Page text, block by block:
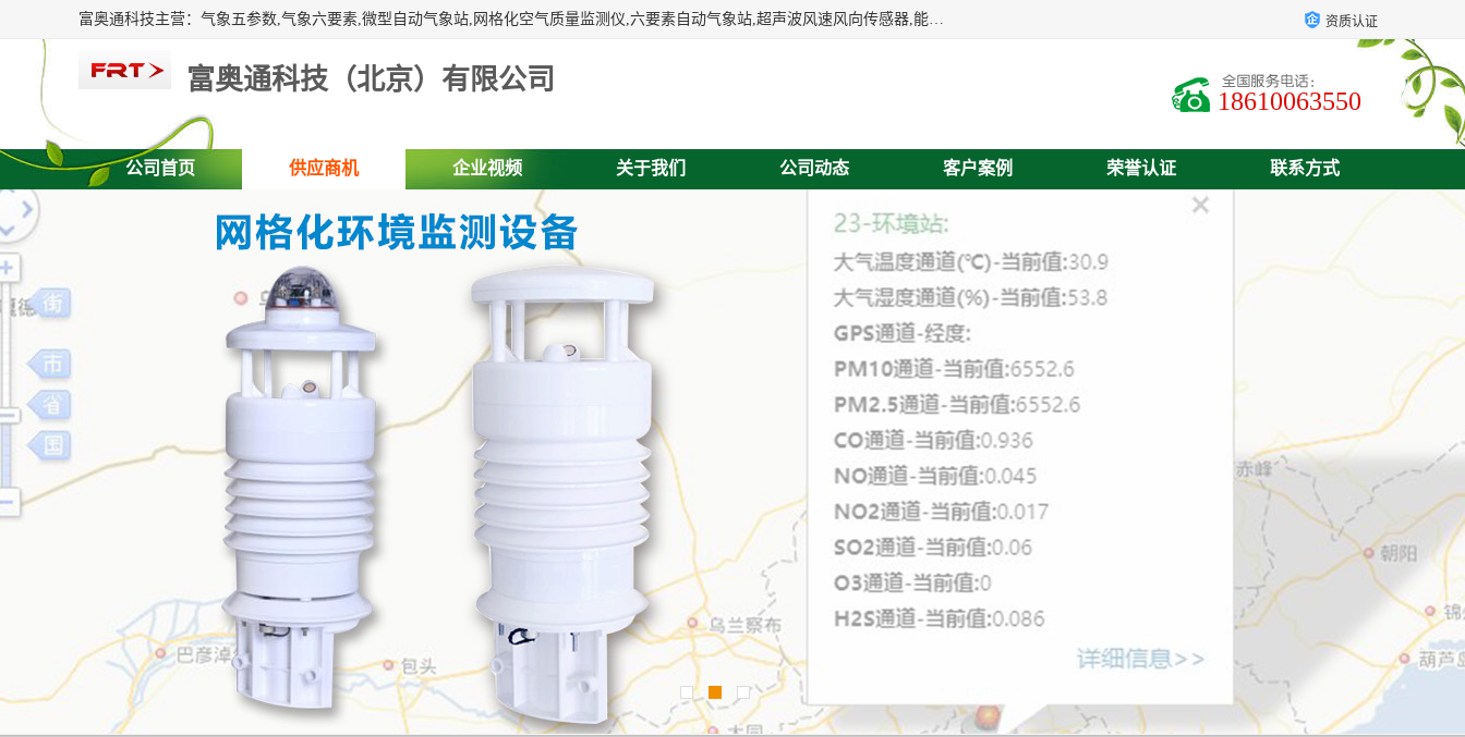
富奥通科技主营：气象五参数,气象六要素,微型自动气象站,网格化空气质量监测仪,六要素自动气象站,超声波风速风向传感器,能见度仪,大气微型站,交通自动气象站,高速路面结冰监测,路面状况传感器等。 资质认证
富奥通科技（北京）有限公司
18610063550
公司首页 供应商机 企业视频 关于我们 公司动态 客户案例 荣誉认证 联系方式